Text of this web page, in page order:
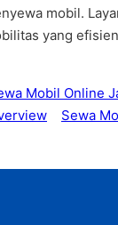
mobil.
yang
Mobil Online
Sewa